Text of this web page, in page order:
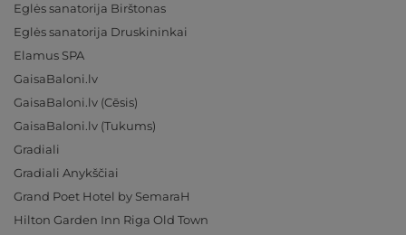
Eglės sanatorija Birštonas
Eglės sanatorija Druskininkai
Elamus SPA
GaisaBaloni.lv
GaisaBaloni.lv (Cēsis)
GaisaBaloni.lv (Tukums)
Gradiali
Gradiali Anykščiai
Grand Poet Hotel by SemaraH
Hilton Garden Inn Riga Old Town